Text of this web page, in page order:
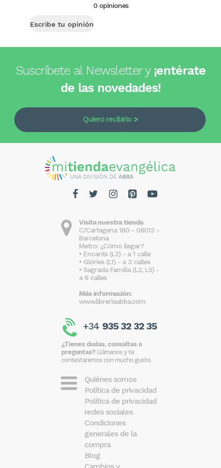
0 opiniones
Escribe tu opinión
Suscríbete al Newsletter y ¡entérate
de las novedades!
Quiero recibirlo
Visita nuestra tienda
C/Cartagena 180 - 08013 -
Barcelona
Metro: ¿Cómo llegar?
• Encants (L2) - a 1 calle
• Glòries (L1) - a 3 calles
• Sagrada Familia (L2, L5) -
a 6 calles
Más información:
www.libreriaabba.com
+34 935 32 32 35
¿Tienes dudas, consultas o
preguntas? Llámanos y te
contestaremos con mucho gusto.
Quiénes somos
Política de privacidad
Política de privacidad
redes sociales
Condiciones
generales de la
compra
Blog